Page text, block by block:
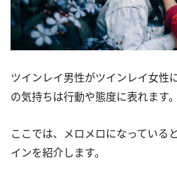
ツインレイ男性がツインレイ女性
の気持ちは行動や態度に表れます。
ここでは、メロメロになっている
インを紹介します。